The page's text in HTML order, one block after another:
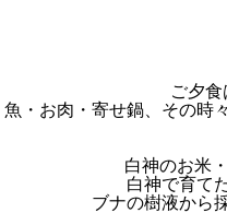
ご夕
魚・お肉・寄せ鍋、その時
白神のお米
白神で育て
ブナの樹液から